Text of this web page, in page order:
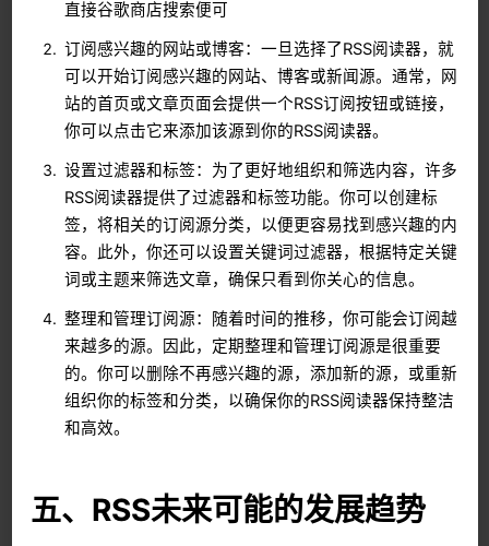
直接谷歌商店搜索便可
订阅感兴趣的网站或博客：一旦选择了RSS阅读器，就
可以开始订阅感兴趣的网站、博客或新闻源。通常，网
站的首页或文章页面会提供一个RSS订阅按钮或链接，
你可以点击它来添加该源到你的RSS阅读器。
设置过滤器和标签：为了更好地组织和筛选内容，许多
RSS阅读器提供了过滤器和标签功能。你可以创建标
签，将相关的订阅源分类，以便更容易找到感兴趣的内
容。此外，你还可以设置关键词过滤器，根据特定关键
词或主题来筛选文章，确保只看到你关心的信息。
整理和管理订阅源：随着时间的推移，你可能会订阅越
来越多的源。因此，定期整理和管理订阅源是很重要
的。你可以删除不再感兴趣的源，添加新的源，或重新
组织你的标签和分类，以确保你的RSS阅读器保持整洁
和高效。
五、RSS未来可能的发展趋势